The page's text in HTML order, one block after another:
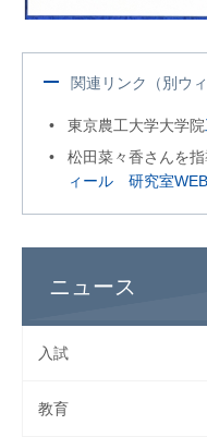
関連リンク（別ウ
東京農工大学大学院
松田菜々香さんを
ィール
研究室
ニュース
入試
教育